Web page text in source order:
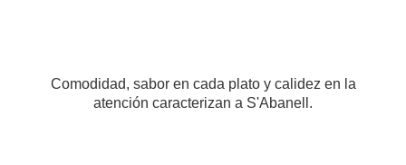
Comodidad, sabor en cada plato y calidez en la
atención caracterizan a S'Abanell.